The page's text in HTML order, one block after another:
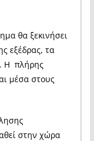
θα ξεκινήσει
εξέδρας, τα
Η πλήρης
μέσα στους
στην χώρα